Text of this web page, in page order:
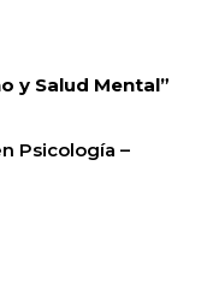
y Salud Mental”
Psicología –